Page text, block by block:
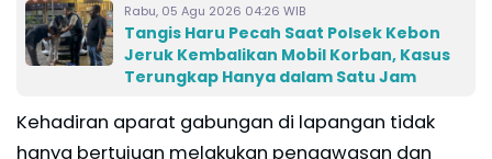
Rabu, 05 Agu 2026 04:26 WIB
Tangis Haru Pecah Saat Polsek Kebon
Jeruk Kembalikan Mobil Korban, Kasus
Terungkap Hanya dalam Satu Jam
Kehadiran aparat gabungan di lapangan tidak
hanya bertujuan melakukan pengawasan dan